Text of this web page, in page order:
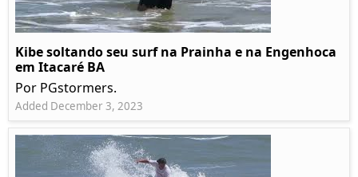
Kibe soltando seu surf na Prainha e na Engenhoca
em Itacaré BA
Por PGstormers.
Added December 3, 2023